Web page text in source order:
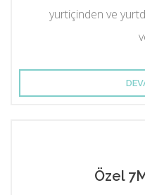
yurtiçinden ve
Özel